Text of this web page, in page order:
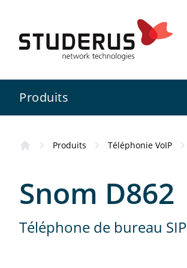
Produits
Pare-feu
Switch
Swiss Service Pack
Services de configuration
Zyxel
Studerus SA
Zyxel
Information
Inscription ZCNE
Produits Téléphonie VoIP
Snom D862
Téléphone de bureau SIP